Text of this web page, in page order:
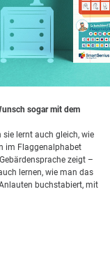
sogar mit dem
lernt auch gleich, wie
im Flaggenalphabet
zeigt –
lernen, wie man das
buchstabiert, mit